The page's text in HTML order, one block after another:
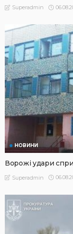
Superadmin
НОВИНИ
Ворожі удари
Superadmin